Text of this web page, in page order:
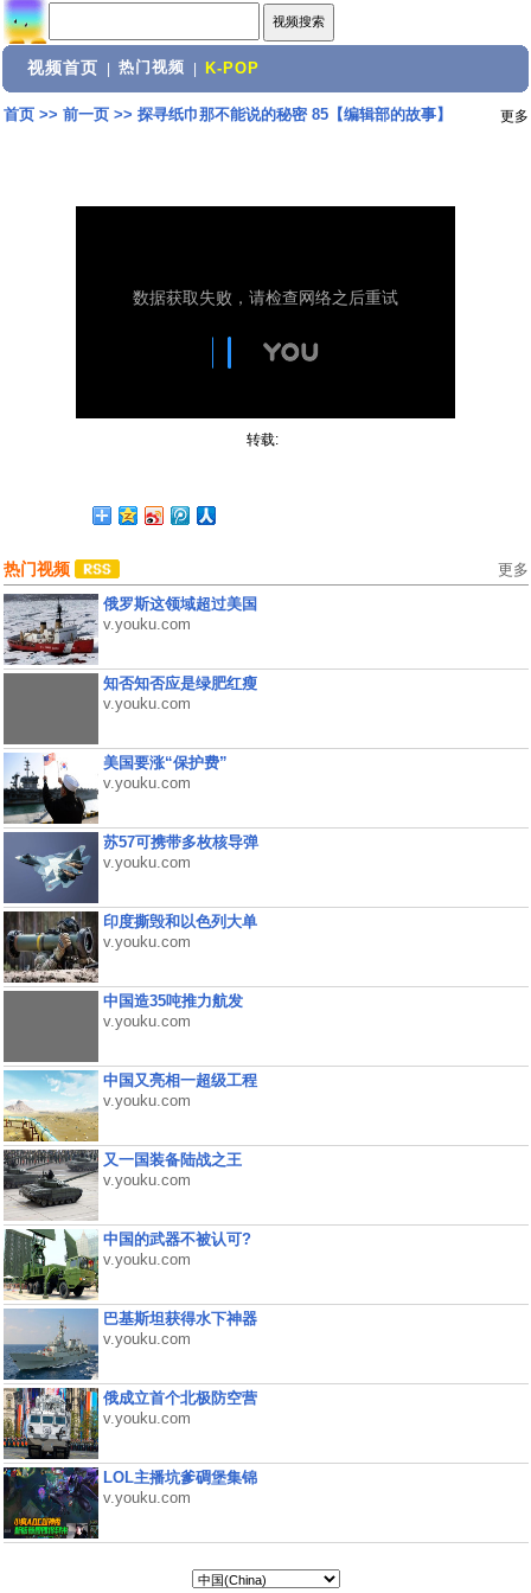
视频首页 热门视频 K-POP
首页>> 前一页>> 探寻纸巾那不能说的秘密 85【编辑部的故事】 更多
转载:
热门视频 更多
俄罗斯这领域超过美国
v.youku.com
知否知否应是绿肥红瘦
v.youku.com
美国要涨“保护费”
v.youku.com
苏57可携带多枚核导弹
v.youku.com
印度撕毁和以色列大单
v.youku.com
中国造35吨推力航发
v.youku.com
中国又亮相一超级工程
v.youku.com
又一国装备陆战之王
v.youku.com
中国的武器不被认可?
v.youku.com
巴基斯坦获得水下神器
v.youku.com
俄成立首个北极防空营
v.youku.com
LOL主播坑爹碉堡集锦
v.youku.com